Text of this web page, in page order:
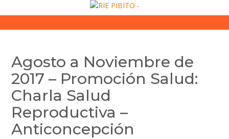
to
Agosto a Noviembre de
2017 – Promoción Salud:
Charla Salud
Reproductiva –
Anticoncepción